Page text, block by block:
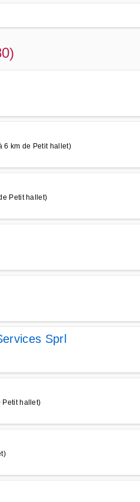
6 km de Petit hallet)
Petit hallet)
Sprl
Petit hallet)